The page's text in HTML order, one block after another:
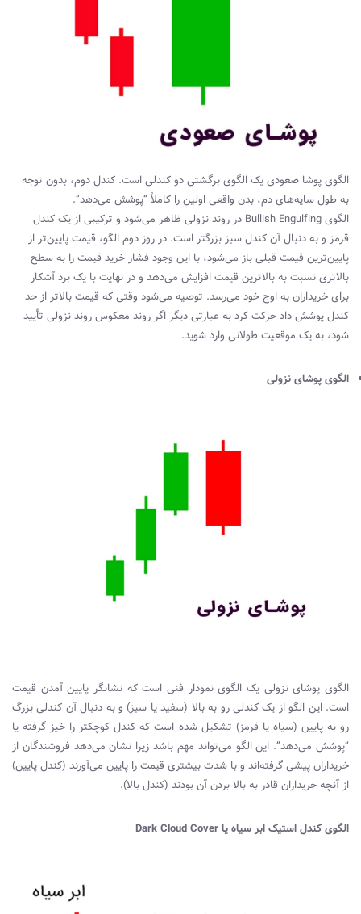
الگوی پوشا صعودی یک الگوی برگشتی دو کندلی است. کندل دوم، بدون توجه
به طول سایه‌های دم، بدن واقعی اولین را کاملاً “پوشش می‌دهد”.
الگویBullish Engulfing در روند نزولی ظاهر می‌شود و ترکیبی از یک کندل
قرمز و به دنبال آن کندل سبز بزرگتر است. در روز دوم الگو، قیمت پایین‌تر از
پایین‌ترین قیمت قبلی باز می‌شود، با این وجود فشار خرید قیمت را به سطح
بالاتری نسبت به بالاترین قیمت افزایش می‌دهد و در نهایت با یک برد آشکار
برای خریداران به اوج خود می‌رسد. توصیه می‌شود وقتی که قیمت بالاتر از حد
کندل پوشش داد حرکت کرد به عبارتی دیگر اگر روند معکوس روند نزولی تأیید
شود، به یک موقعیت طولانی وارد شوید.
الگوی پوشای نزولی
الگوی پوشای نزولی یک الگوی نمودار فنی است که نشانگر پایین آمدن قیمت
است. این الگو از یک کندلی رو به بالا (سفید یا سبز) و به دنبال آن کندلی بزرگ
رو به پایین (سیاه یا قرمز) تشکیل شده است که کندل کوچکتر را خیز گرفته یا
“پوشش می‌دهد”. این الگو می‌تواند مهم باشد زیرا نشان می‌دهد فروشندگان از
خریداران پیشی گرفته‌اند و با شدت بیشتری قیمت را پایین می‌آورند (کندل پایین)
از آنچه خریداران قادر به بالا بردن آن بودند (کندل بالا).
الگوی کندل استیک ابر سیاه یاDark Cloud Cover